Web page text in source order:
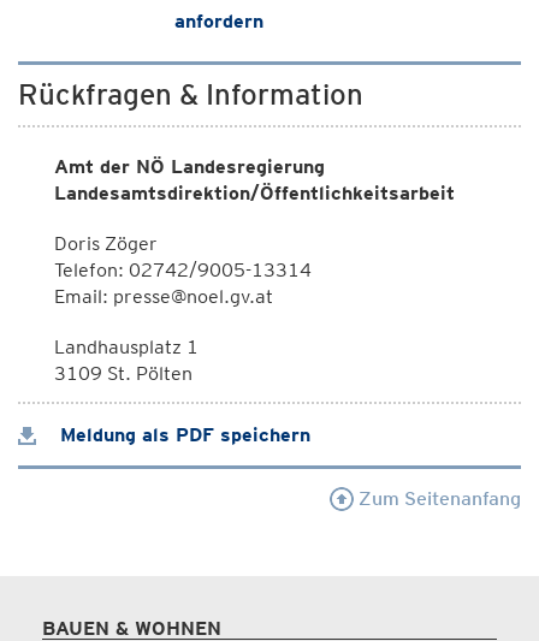
anfordern
Rückfragen & Information
Amt der NÖ Landesregierung
Landesamtsdirektion/Öffentlichkeitsarbeit
Doris Zöger
Telefon: 02742/9005-13314
Email: presse@noel.gv.at
Landhausplatz 1
3109 St. Pölten
Meldung als PDF speichern
Zum Seitenanfang
BAUEN & WOHNEN